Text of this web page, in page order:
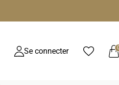
Se connecter